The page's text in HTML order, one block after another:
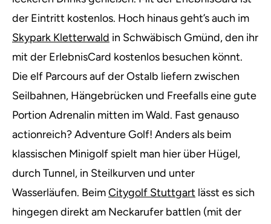
der Eintritt kostenlos. Hoch hinaus geht’s auch im
Skypark Kletterwald in Schwäbisch Gmünd, den ihr
mit der ErlebnisCard kostenlos besuchen könnt.
Die elf Parcours auf der Ostalb liefern zwischen
Seilbahnen, Hängebrücken und Freefalls eine gute
Portion Adrenalin mitten im Wald. Fast genauso
actionreich? Adventure Golf! Anders als beim
klassischen Minigolf spielt man hier über Hügel,
durch Tunnel, in Steilkurven und unter
Wasserläufen. BeimCitygolf Stuttgart lässt es sich
hingegen direkt am Neckarufer battlen (mit der